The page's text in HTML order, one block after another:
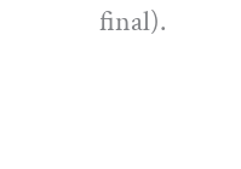
final).